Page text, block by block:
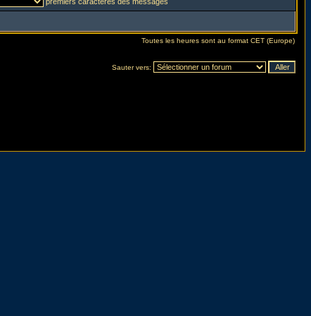
Toutes les heures sont au format CET (Europe)
Sauter vers: